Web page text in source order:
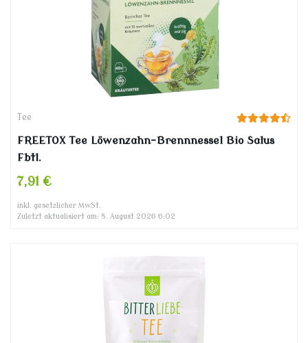
Tee
FREETOX Tee Löwenzahn-Brennnessel Bio Salus
Fbtl.
7,91 €
inkl. gesetzlicher MwSt.
Zuletzt aktualisiert am: 8. August 2026 6:02